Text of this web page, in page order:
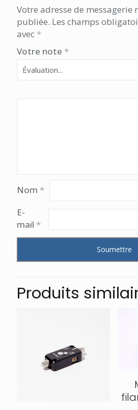
Votre adresse de messagerie
publiée. Les champs
avec *
Votre note *
Nom *
E-
mail *
Produits